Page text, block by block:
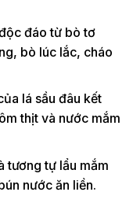
đáo từ bò tơ
bò lúc lắc, cháo
lá sầu đâu kết
thịt và nước mắm
tương tự lẩu mắm
nước ăn liền.